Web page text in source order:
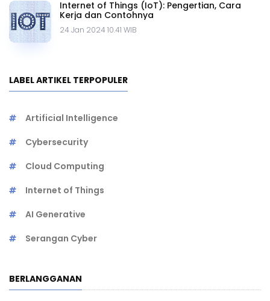
Internet of Things (IoT): Pengertian, Cara
Kerja dan Contohnya
24 Jan 2024 10.41 WIB
LABEL ARTIKEL TERPOPULER
Artificial Intelligence
Cybersecurity
Cloud Computing
Internet of Things
AI Generative
Serangan Cyber
BERLANGGANAN